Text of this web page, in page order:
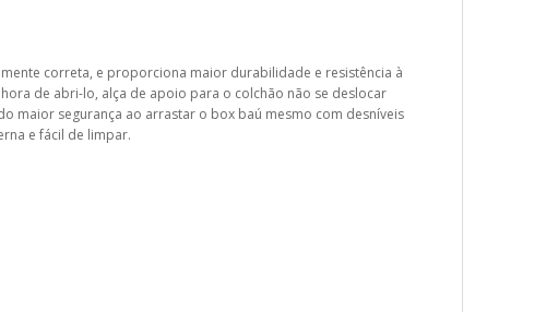
correta, e proporciona maior durabilidade e resistência à
de abri-lo, alça de apoio para o colchão não se deslocar
maior segurança ao arrastar o box baú mesmo com desníveis
e fácil de limpar.